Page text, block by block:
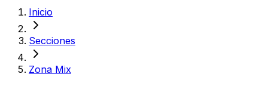
Inicio
Secciones
Zona Mix